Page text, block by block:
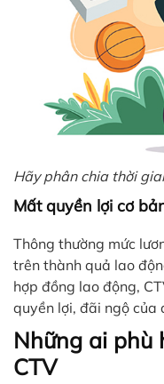
Hãy phân chia thời
Mất quyền lợi cơ
Thông thường mức
trên thành quả lao
hợp đồng lao động,
quyền lợi, đãi ngộ của
Những ai phù
CTV